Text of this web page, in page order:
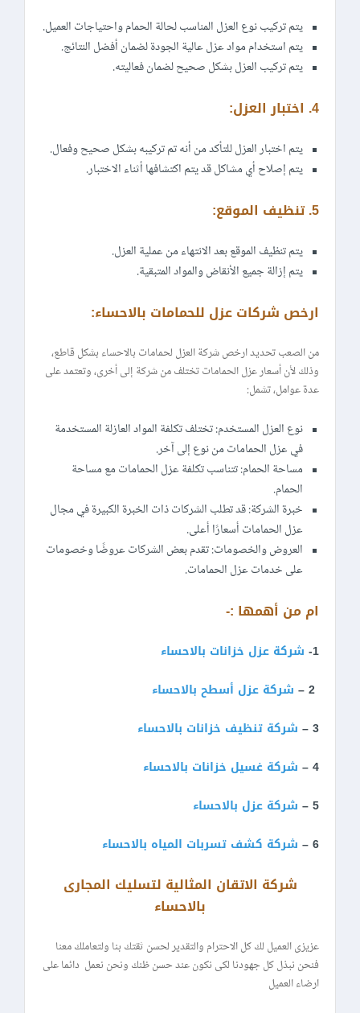
يتم تركيب نوع العزل المناسب لحالة الحمام واحتياجات العميل.
يتم استخدام مواد عزل عالية الجودة لضمان أفضل النتائج.
يتم تركيب العزل بشكل صحيح لضمان فعاليته.
4. اختبار العزل:
يتم اختبار العزل للتأكد من أنه تم تركيبه بشكل صحيح وفعال.
يتم إصلاح أي مشاكل قد يتم اكتشافها أثناء الاختبار.
5. تنظيف الموقع:
يتم تنظيف الموقع بعد الانتهاء من عملية العزل.
يتم إزالة جميع الأنقاض والمواد المتبقية.
ارخص شركات عزل للحمامات بالاحساء:
من الصعب تحديد ارخص شركة العزل لحمامات بالاحساء بشكل قاطع،
وذلك لأن أسعار عزل الحمامات تختلف من شركة إلى أخرى، وتعتمد على
عدة عوامل، تشمل:
نوع العزل المستخدم: تختلف تكلفة المواد العازلة المستخدمة
في عزل الحمامات من نوع إلى آخر.
مساحة الحمام: تتناسب تكلفة عزل الحمامات مع مساحة
الحمام.
خبرة الشركة: قد تطلب الشركات ذات الخبرة الكبيرة في مجال
عزل الحمامات أسعارًا أعلى.
العروض والخصومات: تقدم بعض الشركات عروضًا وخصومات
على خدمات عزل الحمامات.
ام من أهمها :-
1- شركة عزل خزانات بالاحساء
شركة عزل أسطح بالاحساء
3 –
شركة تنظيف خزانات بالاحساء
4 –
شركة غسيل خزانات بالاحساء
5 –
شركة عزل بالاحساء
6 –
شركة كشف تسربات المياه بالاحساء
شركة الاتقان المثالية لتسليك المجارى
بالاحساء
عزيزى العميل لك كل الاحترام والتقدير لحسن ثقتك بنا ولتعاملك معنا
فنحن نبذل كل جهودنا لكى نكون عند حسن ظنك ونحن نعمل دائما على
ارضاء العميل